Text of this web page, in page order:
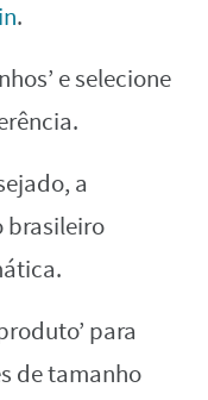
.
e selecione
a
brasileiro
para
de tamanho